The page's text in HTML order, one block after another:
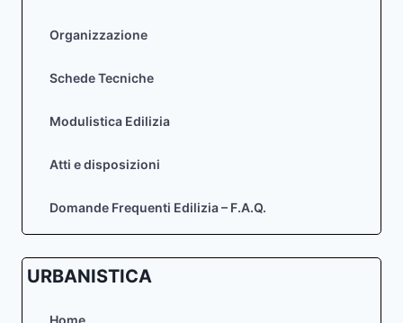
Organizzazione
Schede Tecniche
Modulistica Edilizia
Atti e disposizioni
Domande Frequenti Edilizia – F.A.Q.
URBANISTICA
Home